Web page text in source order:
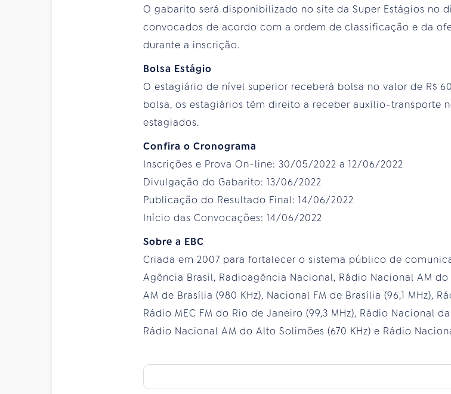
O gabarito será disponibilizado no site da Super Estágios no
convocados de acordo com a ordem de classificação e da
durante a inscrição.
Bolsa Estágio
O estagiário de nível superior receberá bolsa no valor de R$
bolsa, os estagiários têm direito a receber auxílio-transporte
estagiados.
Confira o Cronograma
Inscrições e Prova On-line: 30/05/2022 a 12/06/2022
Divulgação do Gabarito: 13/06/2022
Publicação do Resultado Final: 14/06/2022
Início das Convocações: 14/06/2022
Sobre a EBC
Criada em 2007 para fortalecer o sistema público de
Agência Brasil, Radioagência Nacional, Rádio Nacional AM do
AM de Brasília (980 KHz), Nacional FM de Brasília (96,1 MHz),
Rádio MEC FM do Rio de Janeiro (99,3 MHz), Rádio Nacional da
Rádio Nacional AM do Alto Solimões (670 KHz) e Rádio